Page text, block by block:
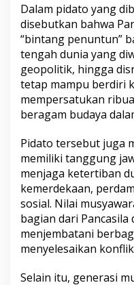
Dalam pidato yang
disebutkan bahwa
“bintang penuntun”
tengah dunia yang
geopolitik, hingga
tetap mampu berdiri
mempersatukan
beragam budaya
Pidato tersebut juga
memiliki tanggung
menjaga ketertiban
kemerdekaan,
sosial. Nilai
bagian dari
menjembatani
menyelesaikan
Selain itu, generasi